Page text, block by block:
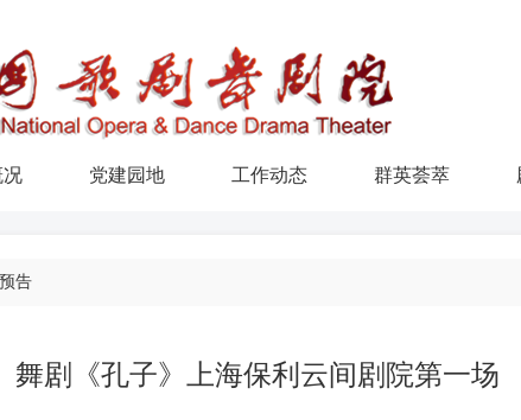
况 党建园地 工作动态 群英荟萃
告
舞剧《孔子》上海保利云间剧院第一场